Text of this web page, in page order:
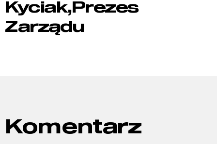
Kyciak,Prezes
Zarządu
Komentarz